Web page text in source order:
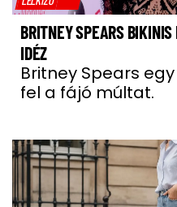
BRITNEY SPEARS
IDÉZ
Britney Spears
fel a fájó múltat.